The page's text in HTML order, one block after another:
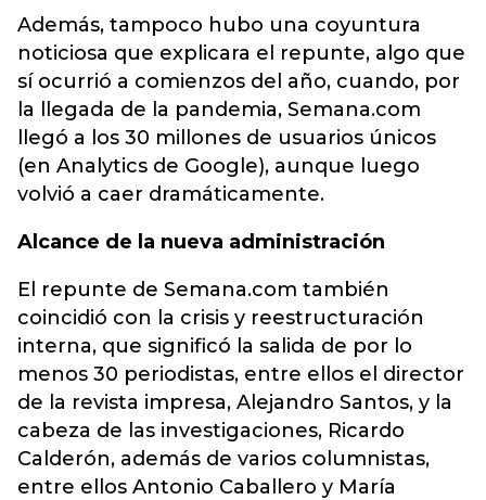
Además, tampoco hubo una coyuntura
noticiosa que explicara el repunte, algo que
sí ocurrió a comienzos del año, cuando, por
la llegada de la pandemia, Semana.com
llegó a los 30 millones de usuarios únicos
(en Analytics de Google), aunque luego
volvió a caer dramáticamente.
Alcance de la nueva administración
El repunte de Semana.com también
coincidió con la crisis y reestructuración
interna, que significó la salida de por lo
menos 30 periodistas, entre ellos el director
de la revista impresa, Alejandro Santos, y la
cabeza de las investigaciones, Ricardo
Calderón, además de varios columnistas,
entre ellos Antonio Caballero y María